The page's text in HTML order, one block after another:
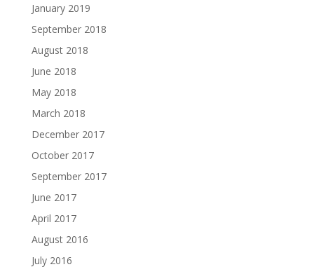
January 2019
September 2018
August 2018
June 2018
May 2018
March 2018
December 2017
October 2017
September 2017
June 2017
April 2017
August 2016
July 2016